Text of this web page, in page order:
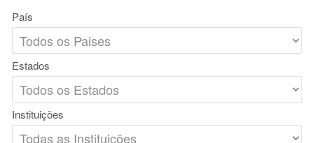
País
Estados
Instituições